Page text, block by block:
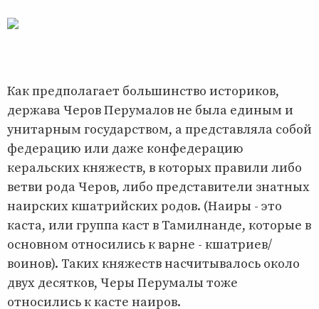
Как предполагает большинство историков,
держава Черов Перумалов не была единым и
унитарным государством, а представляла собой
федерацию или даже конфедерацию
керальских княжеств, в которых правили либо
ветви рода Черов, либо представители знатных
наирских кшатрийских родов. (Наиры - это
каста, или группа каст в Тамилнанде, которые в
основном относились к варне - кшатриев/
воинов). Таких княжеств насчитывалось около
двух десятков, Черы Перумалы тоже
относились к касте наиров.